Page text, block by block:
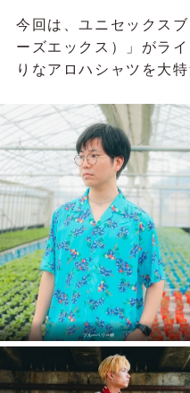
今回は、ユニセックス
ーズエックス）」がラ
りなアロハシャツを大特
ブルーベリー柄